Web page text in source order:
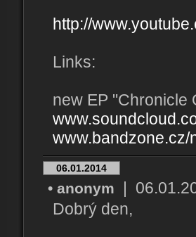
http://
Links:
new EP "Chronicle
www.bandzone.cz/
06.01.2014
• anonym |
Dobrý den,